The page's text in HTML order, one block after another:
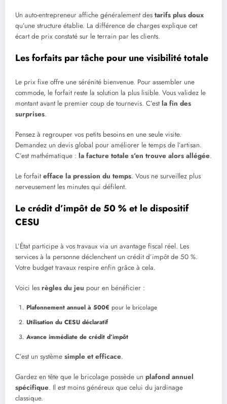
Un auto-entrepreneur affiche généralement des tarifs plus doux
qu’une structure établie. La différence de charges explique cet
écart de prix constaté sur le terrain par les clients.
Les forfaits par tâche pour une visibilité totale
Le prix fixe offre une sérénité bienvenue. Pour assembler une
commode, le forfait reste la solution la plus lisible. Vous validez le
montant avant le premier coup de tournevis. C’estla fin des
surprises.
Pensez à regrouper vos petits besoins en une seule visite.
Demandez un devis global pour améliorer le temps de l’artisan.
C’est mathématique : la facture totale s’en trouve alors allégée.
Le forfaitefface la pression du temps. Vous ne surveillez plus
nerveusement les minutes qui défilent.
Lecrédit d’impôt de 50 % et le dispositif
CESU
L’État participe à vos travaux via un avantage fiscal réel. Les
services à la personne déclenchent un crédit d’impôt de 50 %.
Votre budget travaux respire enfin grâce à cela.
Voici les règles du jeu pour en bénéficier :
Plafonnement annuel à 500€ pour le bricolage
Utilisation du CESU déclaratif
Avance immédiate de crédit d’impôt
C’est un système simple et efficace.
Gardez en tête que le bricolage possède un plafond annuel
spécifique. Il est moins généreux que celui du jardinage
classique.